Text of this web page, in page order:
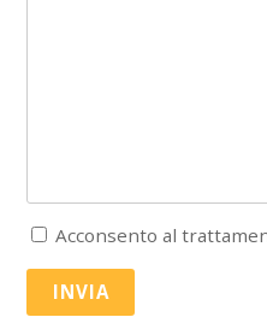
Acconsento al
INVIA